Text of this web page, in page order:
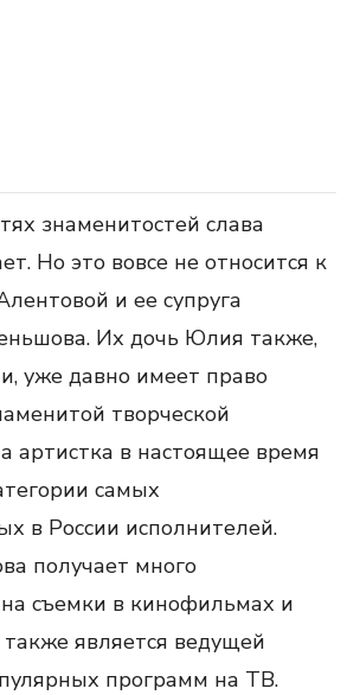
знаменитостей слава
Но это вовсе не относится к
и ее супруга
Их дочь Юлия также,
уже давно имеет право
творческой
артистка в настоящее время
самых
в России исполнителей.
получает много
съемки в кинофильмах и
является ведущей
программ на ТВ.